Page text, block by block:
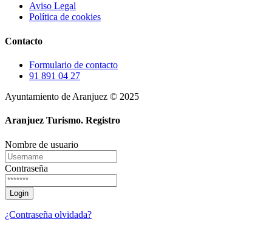
Aviso Legal
Política de cookies
Contacto
Formulario de contacto
91 891 04 27
Ayuntamiento de Aranjuez © 2025
Aranjuez Turismo. Registro
Nombre de usuario
Contraseña
¿Contraseña olvidada?